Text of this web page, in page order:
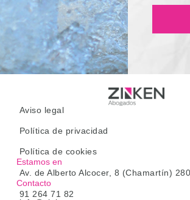
Aviso legal
Política de privacidad
Política de cookies
Estamos en
Av. de Alberto Alcocer, 8 (Chamartín)
Contacto
91 264 71 82